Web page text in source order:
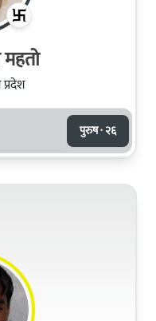
पुरुष · २६